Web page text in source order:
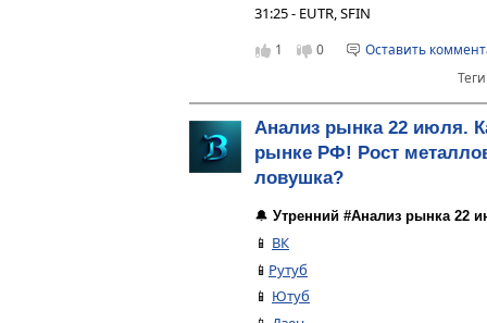
31:25 - EUTR, SFIN
1 0
Оставить
Анализ рынка 22 июля.
рынке РФ! Рост
ловушка?
🔔 Утренний #Анализ рынка 22
📱 ВК
📱 Рутуб
📱 Ютуб